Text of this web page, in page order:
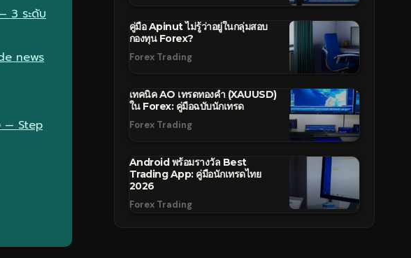
3 ระดับ
news
— Step
คู่มือ Apinut ไม่รู้ว่าอยู่ในกลุ่มสอบ
กองทุน Forex?
Forex Trading
เทคนิค AO เทรดทองคำ (XAUUSD)
ใน Forex: คู่มือฉบับนักเทรด
Forex Trading
Android พร้อมรางวัล Best
Trading App: คู่มือนักเทรดไทย
2026
Forex Trading